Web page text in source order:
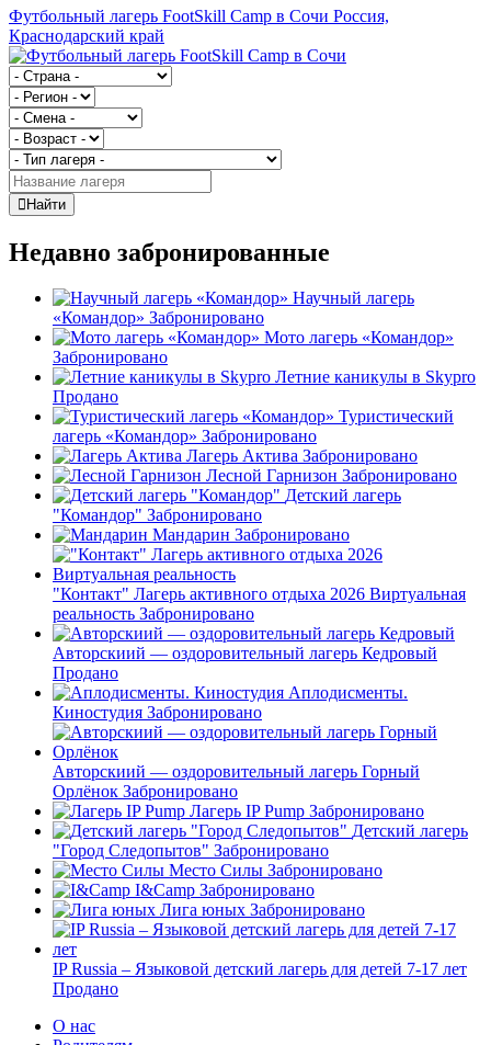
Футбольный лагерь FootSkill Camp в Сочи Россия,
Краснодарский край
Найти
Недавно забронированные
Научный лагерь
«Командор» Забронировано
Мото лагерь «Командор»
Забронировано
Летние каникулы в Skypro
Продано
Туристический
лагерь «Командор» Забронировано
Лагерь Актива Забронировано
Лесной Гарнизон Забронировано
Детский лагерь
"Командор" Забронировано
Мандарин Забронировано
"Контакт" Лагерь активного отдыха 2026 Виртуальная
реальность Забронировано
Авторскиий — оздоровительный лагерь Кедровый
Продано
Аплодисменты.
Киностудия Забронировано
Авторскиий — оздоровительный лагерь Горный
Орлёнок Забронировано
Лагерь IP Pump Забронировано
Детский лагерь
"Город Следопытов" Забронировано
Место Силы Забронировано
I&Camp Забронировано
Лига юных Забронировано
IP Russia – Языковой детский лагерь для детей 7-17 лет
Продано
О нас